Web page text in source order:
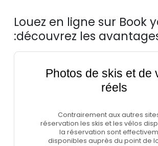
Louez en ligne sur Book
:découvrez les
Photos de skis et de
réels
Contrairement aux autres
réservation les skis et les vélos
la réservation sont
disponibles auprès du point de